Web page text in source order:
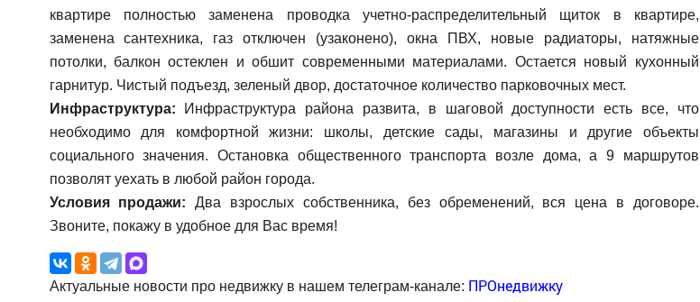
квартире полностью заменена проводка учетно-распределительный щиток в квартире,
заменена сантехника, газ отключен (узаконено), окна ПВХ, новые радиаторы, натяжные
потолки, балкон остеклен и обшит современными материалами. Остается новый кухонный
гарнитур. Чистый подъезд, зеленый двор, достаточное количество парковочных мест.
Инфраструктура: Инфраструктура района развита, в шаговой доступности есть все, что
необходимо для комфортной жизни: школы, детские сады, магазины и другие объекты
социального значения. Остановка общественного транспорта возле дома, а 9 маршрутов
позволят уехать в любой район города.
Условия продажи: Два взрослых собственника, без обременений, вся цена в договоре.
Звоните, покажу в удобное для Вас время!
Актуальные новости про недвижку в нашем телеграм-канале: ПРОнедвижку